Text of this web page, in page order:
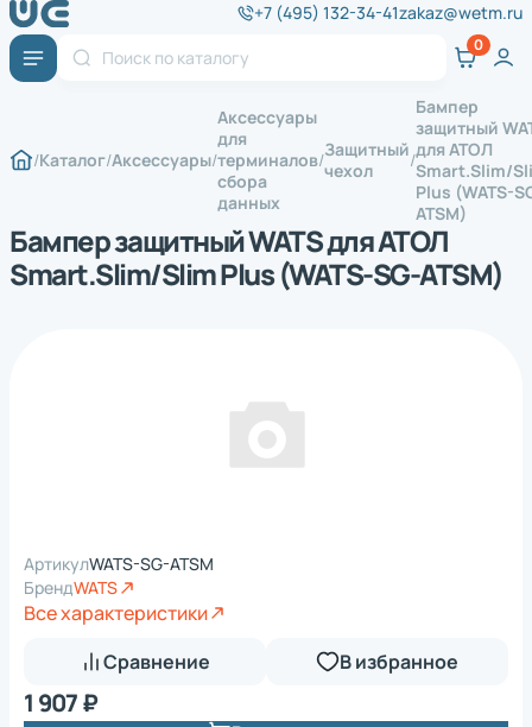
+7 (495) 132-34-41zakaz@wetm.ru
Каталог Аксессуары
Аксессуары
для
терминалов
сбора
данных
Защитный
чехол
Бампер
защитный
для АТОЛ
Smart.Slim/
Plus (WATS-
ATSM)
Бампер защитный WATS для АТОЛ
Smart.Slim/Slim Plus (WATS-SG-ATSM)
АртикулWATS-SG-ATSM
БрендWATS
Все характеристики
Сравнение
В избранное
1 907 ₽